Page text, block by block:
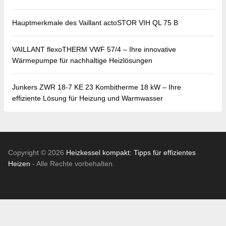
Hauptmerkmale des Vaillant actoSTOR VIH QL 75 B
VAILLANT flexoTHERM VWF 57/4 – Ihre innovative
Wärmepumpe für nachhaltige Heizlösungen
Junkers ZWR 18-7 KE 23 Kombitherme 18 kW – Ihre
effiziente Lösung für Heizung und Warmwasser
Copyright © 2026 Heizkessel kompakt: Tipps für effizientes
Heizen - Alle Rechte vorbehalten.